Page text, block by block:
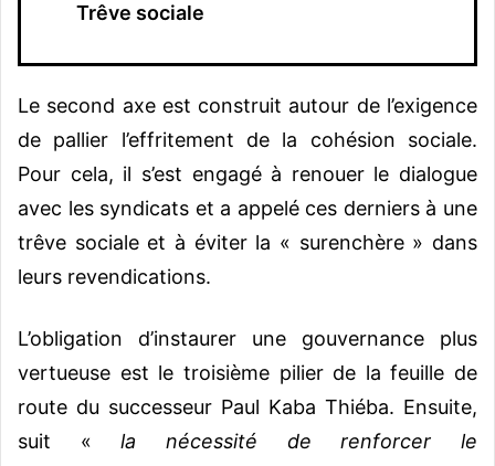
Trêve sociale
Le second axe est construit autour de l’exigence
de pallier l’effritement de la cohésion sociale.
Pour cela, il s’est engagé à renouer le dialogue
avec les syndicats et a appelé ces derniers à une
trêve sociale et à éviter la « surenchère » dans
leurs revendications.
L’obligation d’instaurer une gouvernance plus
vertueuse est le troisième pilier de la feuille de
route du successeur Paul Kaba Thiéba. Ensuite,
suit «la nécessité de renforcer le